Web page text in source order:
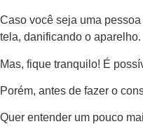
Caso você seja uma
tela, danificando o aparelho.
Mas, fique tranquilo! É
Porém, antes de fazer o
Quer entender um pouco